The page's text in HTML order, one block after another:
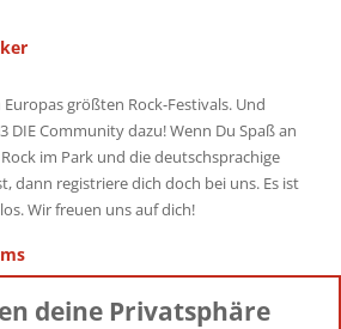
größten Rock-Festivals. Und
DIE Community dazu! Wenn Du Spaß an
im Park und die deutschsprachige
dann registriere dich doch bei uns. Es ist
Wir freuen uns auf dich!
deine Privatsphäre